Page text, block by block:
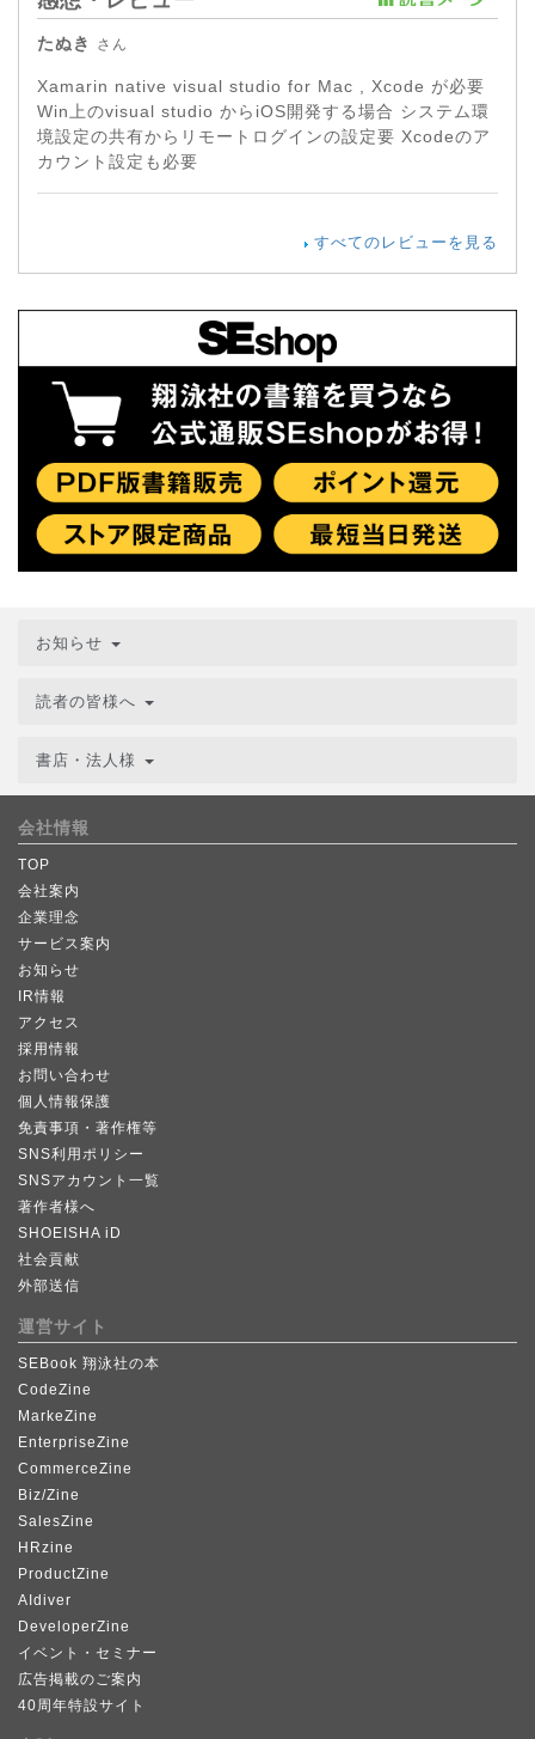
たぬき さん
Xamarin native visual studio for Mac , Xcode が必要
Win上のvisual studio からiOS開発する場合 システム環
境設定の共有からリモートログインの設定要 Xcodeのア
カウント設定も必要
すべてのレビューを見る
お知らせ
読者の皆様へ
書店・法人様
会社情報
TOP
会社案内
企業理念
サービス案内
お知らせ
IR情報
アクセス
採用情報
お問い合わせ
個人情報保護
免責事項・著作権等
SNS利用ポリシー
SNSアカウント一覧
著作者様へ
SHOEISHA iD
社会貢献
外部送信
運営サイト
SEBook 翔泳社の本
CodeZine
MarkeZine
EnterpriseZine
CommerceZine
Biz/Zine
SalesZine
HRzine
ProductZine
AIdiver
DeveloperZine
イベント・セミナー
広告掲載のご案内
40周年特設サイト